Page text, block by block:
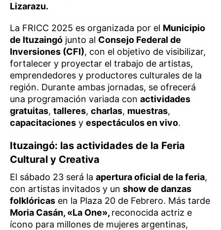
Lizarazu.
La FRICC 2025 es organizada por el Municipio
de Ituzaingó junto al Consejo Federal de
Inversiones (CFI), con el objetivo de visibilizar,
fortalecer y proyectar el trabajo de artistas,
emprendedores y productores culturales de la
región. Durante ambas jornadas, se ofrecerá
una programación variada con actividades
gratuitas, talleres, charlas, muestras,
capacitaciones y espectáculos en vivo.
Ituzaingó: las actividades de la Feria
Cultural y Creativa
El sábado 23 será la apertura oficial de la feria,
con artistas invitados y un show de danzas
folklóricas en la Plaza 20 de Febrero. Más tarde
Moria Casán, «La One», reconocida actriz e
ícono para millones de mujeres argentinas,